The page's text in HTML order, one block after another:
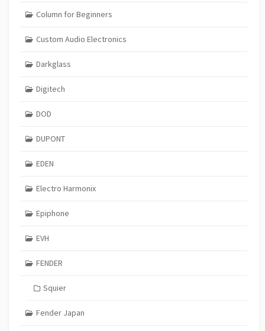
Column for Beginners
Custom Audio Electronics
Darkglass
Digitech
DOD
DUPONT
EDEN
Electro Harmonix
Epiphone
EVH
FENDER
Squier
Fender Japan